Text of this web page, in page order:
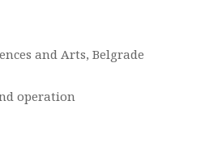
and Arts, Belgrade
operation